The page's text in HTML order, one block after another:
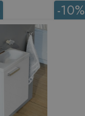
-10%